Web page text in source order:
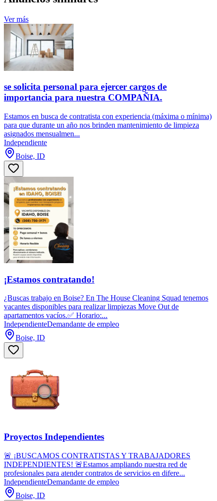
Ver más
se solicita personal para ejercer cargos de
importancia para nuestra COMPAÑIA.
Estamos en busca de contratista con experiencia (máxima o mínima)
para que durante un año nos brinden mantenimiento de limpieza
asignados mensualmen...
Independiente
Boise, ID
¡Estamos contratando!
¿Buscas trabajo en Boise? En The House Cleaning Squad tenemos
vacantes disponibles para realizar limpiezas Move Out de
apartamentos vacíos.✅ Horario:...
IndependienteDemandante de empleo
Boise, ID
Proyectos Independientes
🚨 ¡BUSCAMOS CONTRATISTAS Y TRABAJADORES
INDEPENDIENTES! 🚨Estamos ampliando nuestra red de
profesionales para atender contratos de servicios en difere...
IndependienteDemandante de empleo
Boise, ID